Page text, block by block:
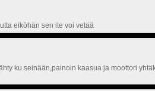
eiköhän sen ite voi vetää
ku seinään,painoin kaasua ja moottori